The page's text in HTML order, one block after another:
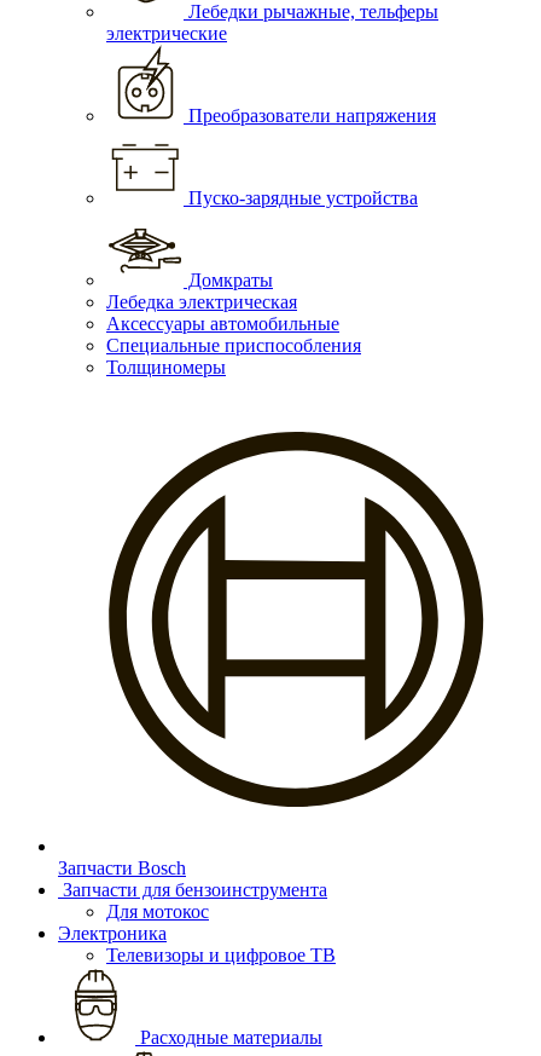
Лебедки рычажные, тельферы
электрические
Преобразователи напряжения
Пуско-зарядные устройства
Домкраты
Лебедка электрическая
Аксессуары автомобильные
Специальные приспособления
Толщиномеры
Запчасти Bosch
Запчасти для бензоинструмента
Для мотокос
Электроника
Телевизоры и цифровое ТВ
Расходные материалы